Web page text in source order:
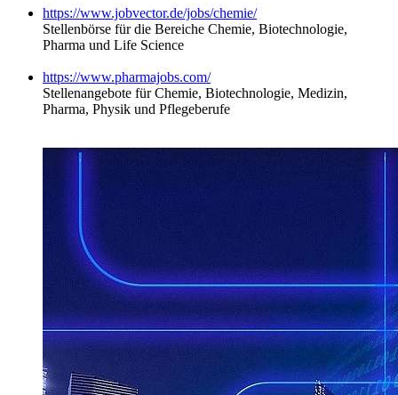
https://www.jobvector.de/jobs/chemie/
Stellenbörse für die Bereiche Chemie, Biotechnologie,
Pharma und Life Science
https://www.pharmajobs.com/
Stellenangebote für Chemie, Biotechnologie, Medizin,
Pharma, Physik und Pflegeberufe